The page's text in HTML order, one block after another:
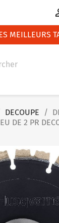
MEILLEURS
DECOUPE
DE 2 PR